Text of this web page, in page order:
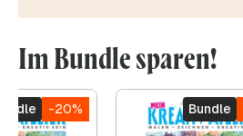
Im Bundle sparen!
-20% Bundle